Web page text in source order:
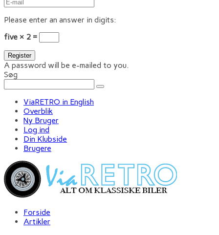
Please enter an answer in digits:
five × 2 =
A password will be e-mailed to you.
Søg
ViaRETRO in English
Overblik
Ny Bruger
Log ind
Din Klubside
Brugere
Forside
Artikler